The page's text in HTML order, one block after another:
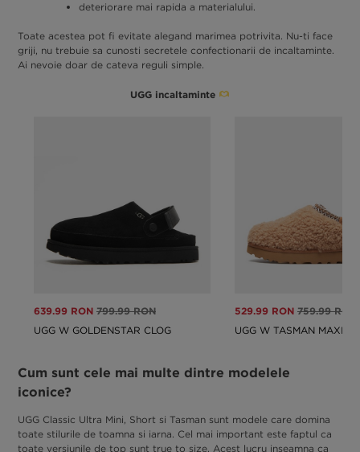
deteriorare mai rapida a materialului.
Toate acestea pot fi evitate alegand marimea potrivita. Nu-ti face
griji, nu trebuie sa cunosti secretele confectionarii de incaltaminte.
Ai nevoie doar de cateva reguli simple.
UGG incaltaminte
639.99 RON 799.99 RON
UGG W GOLDENSTAR CLOG
529.99 RON 759.99 RON
UGG W TASMAN MAXI
Cum sunt cele mai multe dintre modelele
iconice?
UGG Classic Ultra Mini, Short si Tasman sunt modele care domina
toate stilurile de toamna si iarna. Cel mai important este faptul ca
toate versiunile de top sunt true to size. Acest lucru inseamna ca